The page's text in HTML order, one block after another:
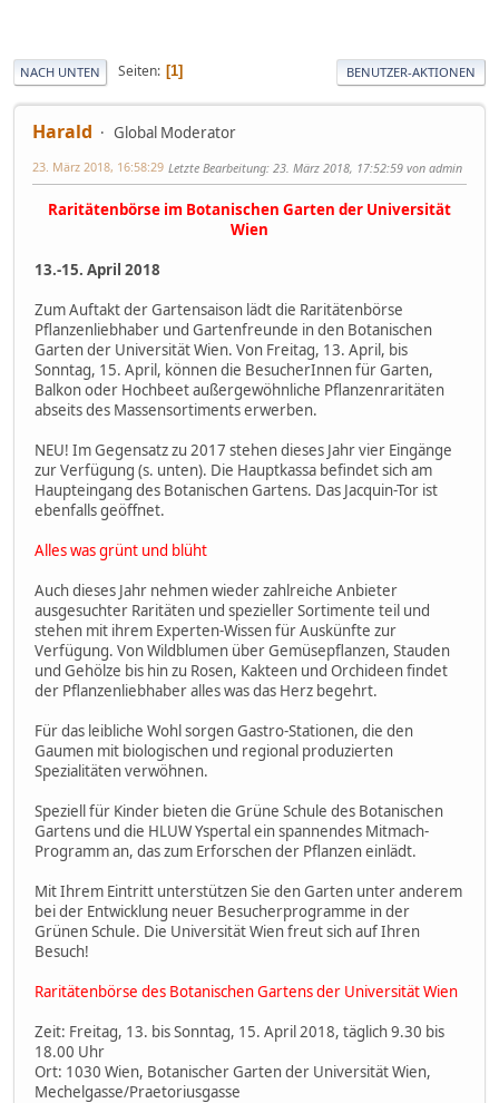
NACH UNTEN Seiten 1 BENUTZER-AKTIONEN
Harald Global Moderator
23. März 2018, 16:58:29 Letzte Bearbeitung: 23. März 2018, 17:52:59 von admin
Raritätenbörse im Botanischen Garten der Universität
Wien
13.-15. April 2018
Zum Auftakt der Gartensaison lädt die Raritätenbörse
Pflanzenliebhaber und Gartenfreunde in den Botanischen
Garten der Universität Wien. Von Freitag, 13. April, bis
Sonntag, 15. April, können die BesucherInnen für Garten,
Balkon oder Hochbeet außergewöhnliche Pflanzenraritäten
abseits des Massensortiments erwerben.
NEU! Im Gegensatz zu 2017 stehen dieses Jahr vier Eingänge
zur Verfügung (s. unten). Die Hauptkassa befindet sich am
Haupteingang des Botanischen Gartens. Das Jacquin-Tor ist
ebenfalls geöffnet.
Alles was grünt und blüht
Auch dieses Jahr nehmen wieder zahlreiche Anbieter
ausgesuchter Raritäten und spezieller Sortimente teil und
stehen mit ihrem Experten-Wissen für Auskünfte zur
Verfügung. Von Wildblumen über Gemüsepflanzen, Stauden
und Gehölze bis hin zu Rosen, Kakteen und Orchideen findet
der Pflanzenliebhaber alles was das Herz begehrt.
Für das leibliche Wohl sorgen Gastro-Stationen, die den
Gaumen mit biologischen und regional produzierten
Spezialitäten verwöhnen.
Speziell für Kinder bieten die Grüne Schule des Botanischen
Gartens und die HLUW Yspertal ein spannendes Mitmach-
Programm an, das zum Erforschen der Pflanzen einlädt.
Mit Ihrem Eintritt unterstützen Sie den Garten unter anderem
bei der Entwicklung neuer Besucherprogramme in der
Grünen Schule. Die Universität Wien freut sich auf Ihren
Besuch!
Raritätenbörse des Botanischen Gartens der Universität Wien
Zeit: Freitag, 13. bis Sonntag, 15. April 2018, täglich 9.30 bis
18.00 Uhr
Ort: 1030 Wien, Botanischer Garten der Universität Wien,
Mechelgasse/Praetoriusgasse